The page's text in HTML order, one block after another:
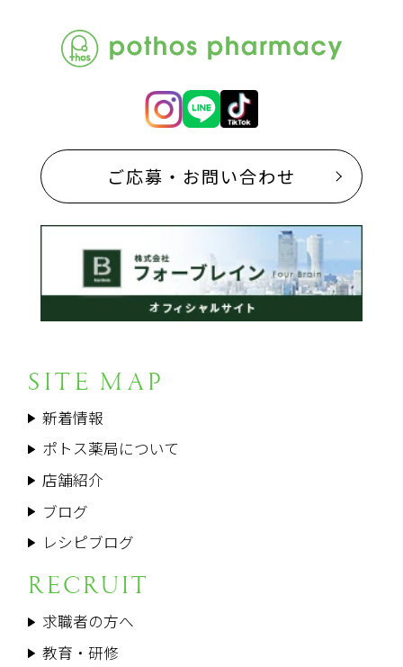
ご応募・お問い合わせ
SITE MAP
新着情報
ポトス薬局について
店舗紹介
ブログ
レシピブログ
RECRUIT
求職者の方へ
教育・研修